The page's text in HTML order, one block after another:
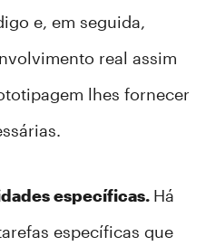
e, em seguida,
real assim
lhes fornecer
específicas. Há
específicas que